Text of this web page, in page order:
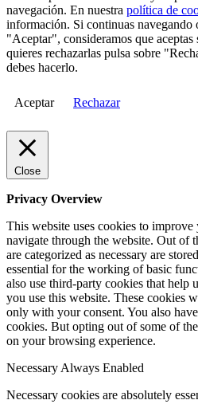
navegación. En nuestra política de
información. Si continuas navegando
"Aceptar", consideramos que
quieres rechazarlas pulsa sobre
debes hacerlo.
Aceptar Rechazar
Close
Privacy Overview
This website uses cookies to
navigate through the website. Out of
are categorized as necessary are
essential for the working of basic
also use third-party cookies that help
you use this website. These cookies
only with your consent. You also
cookies. But opting out of some of
on your browsing experience.
Necessary Always Enabled
Necessary cookies are absolutely